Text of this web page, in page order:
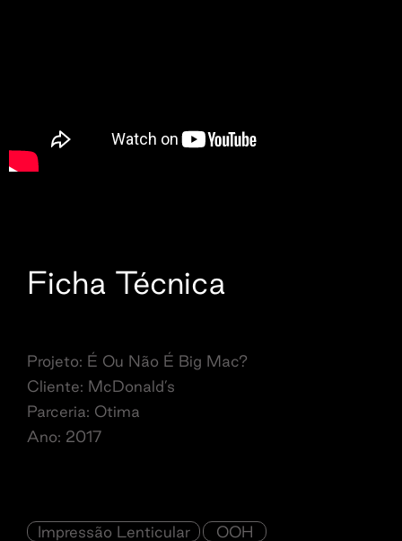
Ficha Técnica
Projeto: É Ou Não É Big Mac?
Cliente: McDonald’s
Parceria: Otima
Ano: 2017
Impressão Lenticular OOH